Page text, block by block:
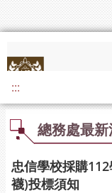
:::
總務處最
忠信學校採購112
襪)投標須知